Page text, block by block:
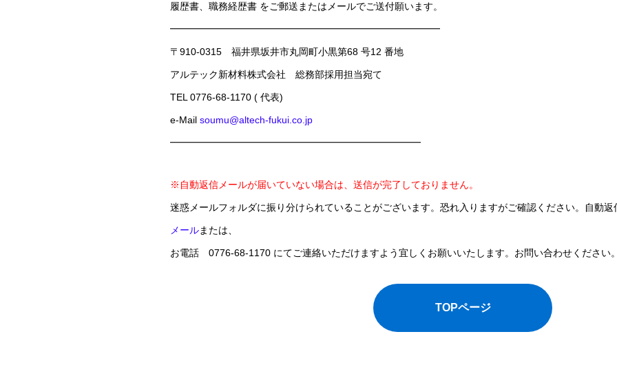
履歴書、職務経歴書 をご郵送またはメールでご送付願います。
━━━━━━━━━━━━━━━━━━━━━━━━━━━━
〒910-0315 福井県坂井市丸岡町小黒第68 号12 番地
アルテック新材料株式会社 総務部採用担当宛て
TEL 0776-68-1170 ( 代表)
e-Mail soumu@altech-fukui.co.jp
━━━━━━━━━━━━━━━━━━━━━━━━━━
※自動返信メールが届いていない場合は、送信が完了しておりません。
迷惑メールフォルダに振り分けられていることがございます。恐れ入りますがご確認ください。自動
メールまたは、
お電話 0776-68-1170 にてご連絡いただけますよう宜しくお願いいたします。お問い合わせください。
TOPページ